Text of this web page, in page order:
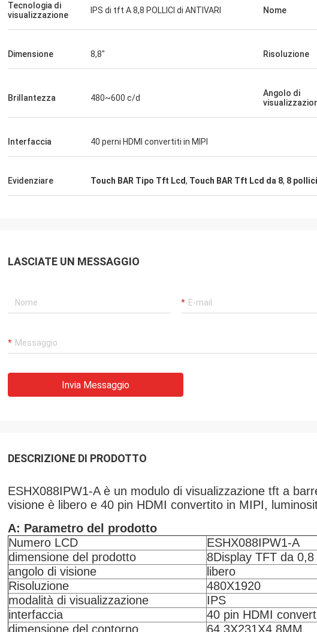
Sì, abbiamo iniziato a usare anche i
display rotondi, ora li stiamo verificando e
domandeTi faro' sapere. La qualità del
prima classe! Siamo felici di avervi trovato
Tecnologia di
visualizzazione
IPS di tft A 8,8 POLLICI di ANTIVARI Nome
Dimensione 8,8" Risoluzione
Brillantezza 480~600 c/d
Angolo di
Interfaccia 40 perni HDMI convertiti in MIPI
Evidenziare Touch BAR Tipo Tft Lcd, Touch BAR Tft Lcd da 8, 8 pollici
LASCIATE UN MESSAGGIO
Invia Messaggio
DESCRIZIONE DI PRODOTTO
ESHX088IPW1-A è un modulo di visualizzazione tft a
visione è libero e 40 pin HDMI convertito in MIPI,
A: Parametro del prodotto
Numero LCD
ESHX088IPW1-A
dimensione del prodotto
8Display TFT da 0,8
angolo di visione
libero
Risoluzione
480X1920
modalità di visualizzazione
IPS
interfaccia
40 pin HDMI
dimensione del contorno
64.3X231X4.8MM